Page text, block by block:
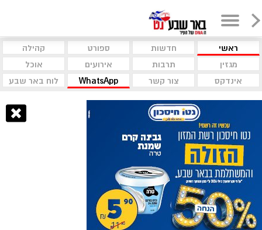
ראשי חדשות ספורט
קהילה
מגזין
תרבות אירועים
אוכל
אינדקס
צור קשר WhatsApp לוח באר שבע